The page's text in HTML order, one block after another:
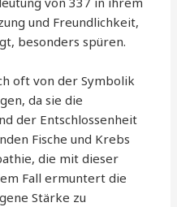
und Freundlichkeit,
besonders spüren.
oft von der Symbolik
da sie die
der Entschlossenheit
Fische und Krebs
die mit dieser
Fall ermuntert die
Stärke zu